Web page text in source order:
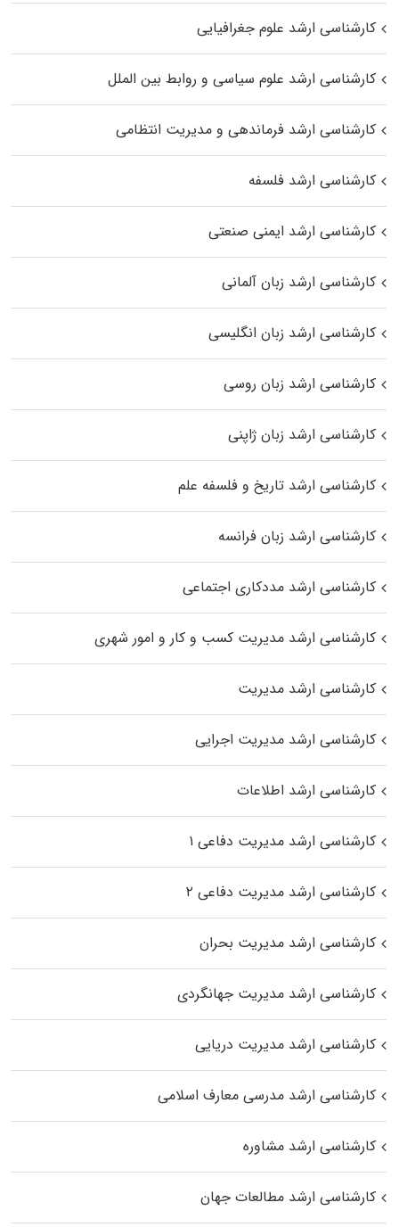
کارشناسی ارشد علوم جغرافیایی
کارشناسی ارشد علوم سیاسی و روابط بین الملل
کارشناسی ارشد فرماندهی و مدیریت انتظامی
کارشناسی ارشد فلسفه
کارشناسی ارشد ایمنی صنعتی
کارشناسی ارشد زبان آلمانی
کارشناسی ارشد زبان انگلیسی
کارشناسی ارشد زبان روسی
کارشناسی ارشد زبان ژاپنی
کارشناسی ارشد تاریخ و فلسفه علم
کارشناسی ارشد زبان فرانسه
کارشناسی ارشد مددکاری اجتماعی
کارشناسی ارشد مدیریت کسب و کار و امور شهری
کارشناسی ارشد مدیریت
کارشناسی ارشد مدیریت اجرایی
کارشناسی ارشد اطلاعات
کارشناسی ارشد مدیریت دفاعی ۱
کارشناسی ارشد مدیریت دفاعی ۲
کارشناسی ارشد مدیریت بحران
کارشناسی ارشد مدیریت جهانگردی
کارشناسی ارشد مدیریت دریایی
کارشناسی ارشد مدرسی معارف اسلامی
کارشناسی ارشد مشاوره
کارشناسی ارشد مطالعات جهان